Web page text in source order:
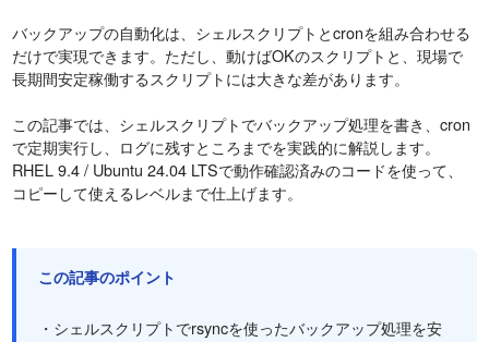
バックアップの自動化は、シェルスクリプトとcronを組み合わせる
だけで実現できます。ただし、動けばOKのスクリプトと、現場で
長期間安定稼働するスクリプトには大きな差があります。
この記事では、シェルスクリプトでバックアップ処理を書き、cron
で定期実行し、ログに残すところまでを実践的に解説します。
RHEL 9.4 / Ubuntu 24.04 LTSで動作確認済みのコードを使って、
コピーして使えるレベルまで仕上げます。
この記事のポイント
・シェルスクリプトでrsyncを使ったバックアップ処理を安